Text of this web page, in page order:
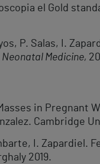
el Gold
P. Salas, I.
Medicine,
in Pregnant
Cambridge
I. Zapardiel.
2019.